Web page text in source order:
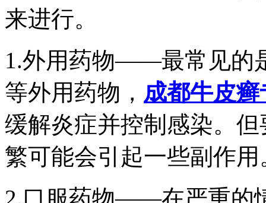
来进行。
1.外用药物——最常见的
等外用药物， 成都牛皮
缓解炎症并控制感染。
繁可能会引起一些副作用